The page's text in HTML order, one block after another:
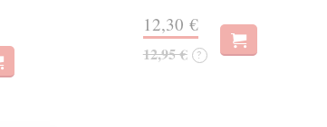
12,30 €
12,95 € ?